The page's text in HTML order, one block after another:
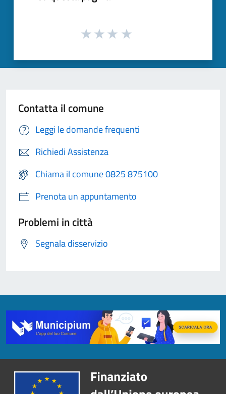
Contatta il comune
Leggi le domande frequenti
Richiedi Assistenza
Chiama il comune 0825 875100
Prenota un appuntamento
Problemi in città
Segnala disservizio